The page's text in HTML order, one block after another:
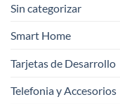
Sin categorizar
Smart Home
Tarjetas de Desarrollo
Telefonia y Accesorios